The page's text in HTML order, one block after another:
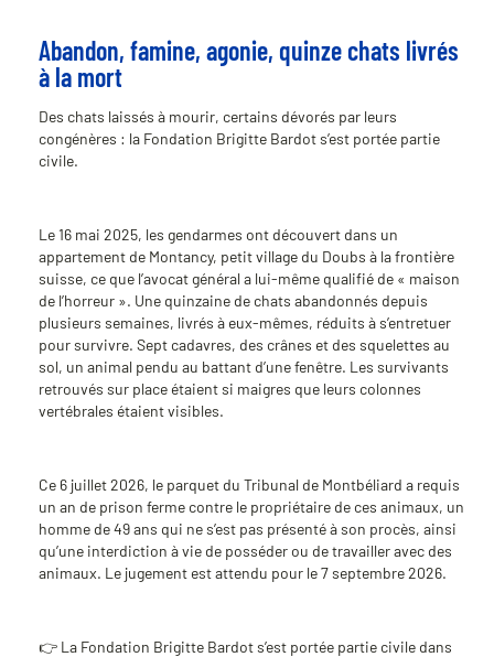
Abandon, famine, agonie, quinze chats livrés
à la mort
Des chats laissés à mourir, certains dévorés par leurs
congénères : la Fondation Brigitte Bardot s’est portée partie
civile.
Le 16 mai 2025, les gendarmes ont découvert dans un
appartement de Montancy, petit village du Doubs à la frontière
suisse, ce que l’avocat général a lui-même qualifié de « maison
de l’horreur ». Une quinzaine de chats abandonnés depuis
plusieurs semaines, livrés à eux-mêmes, réduits à s’entretuer
pour survivre. Sept cadavres, des crânes et des squelettes au
sol, un animal pendu au battant d’une fenêtre. Les survivants
retrouvés sur place étaient si maigres que leurs colonnes
vertébrales étaient visibles.
Ce 6 juillet 2026, le parquet du Tribunal de Montbéliard a requis
un an de prison ferme contre le propriétaire de ces animaux, un
homme de 49 ans qui ne s’est pas présenté à son procès, ainsi
qu’une interdiction à vie de posséder ou de travailler avec des
animaux. Le jugement est attendu pour le 7 septembre 2026.
👉 La Fondation Brigitte Bardot s’est portée partie civile dans